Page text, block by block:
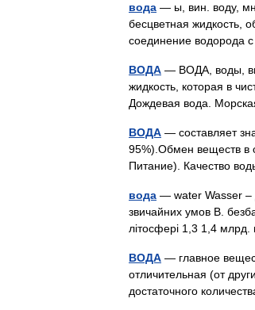
вода — ы, вин. воду,
бесцветная жидкость,
соединение водорода
ВОДА — ВОДА, воды,
жидкость, которая в
Дождевая вода.
ВОДА — составляет
95%).Обмен веществ в
Питание). Качество
вода — water Wasser –
звичайних умов В.
літосфері 1,3 1,4
ВОДА — главное
отличительная (от
достаточного